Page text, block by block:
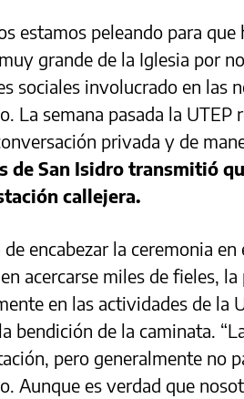
estamos peleando para
grande de la Iglesia por
sociales involucrado en las
La semana pasada la
privada y de
de San Isidro transmitió
callejera.
encabezar la ceremonia
acercarse miles de fieles,
en las actividades de la
bendición de la caminata.
pero generalmente no
Aunque es verdad que